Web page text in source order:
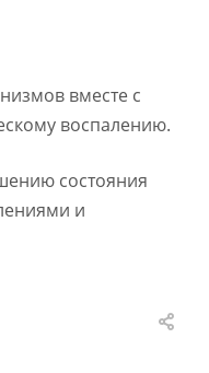
вместе с
воспалению.
состояния
и